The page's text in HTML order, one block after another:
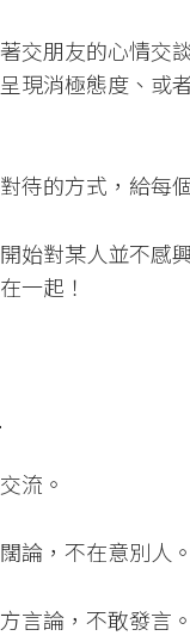
交朋友的心情交
現消極態度、或
待的方式，給每
始對某人並不感
一起！
流。
論，不在意別人。
言論，不敢發言。